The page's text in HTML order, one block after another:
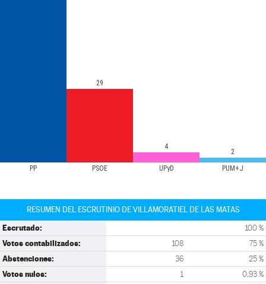
PP PSOE UPyD PUM+J
29
4
2
RESUMEN DEL ESCRUTINIO DE VILLAMORATIEL DE LAS MATAS
Escrutado: 100 %
Votos contabilizados: 108 75 %
Abstenciones: 36 25 %
Votos nulos: 1 0,93 %